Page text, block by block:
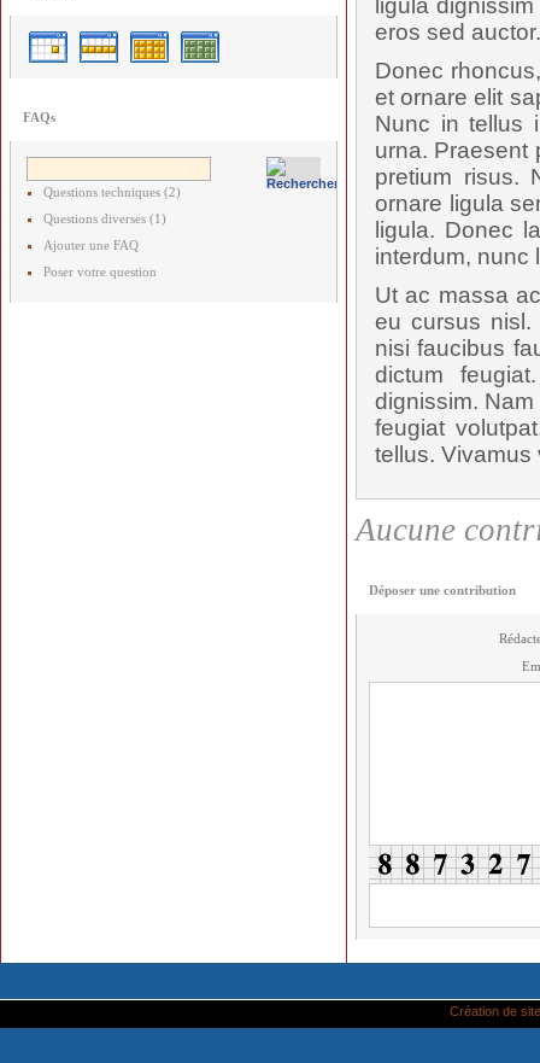
FAQs
Questions techniques (2)
Questions diverses (1)
Ajouter une FAQ
Poser votre question
ligula
eros sed auctor.
Donec
et ornare elit
Nunc in tellus
urna. Praesent
pretium risus.
ornare ligula
ligula. Donec
interdum, nunc
Ut ac massa
eu cursus nisl.
nisi faucibus
dictum
dignissim.
feugiat
tellus. Vivamus
Aucune
Déposer une contribution
Création de